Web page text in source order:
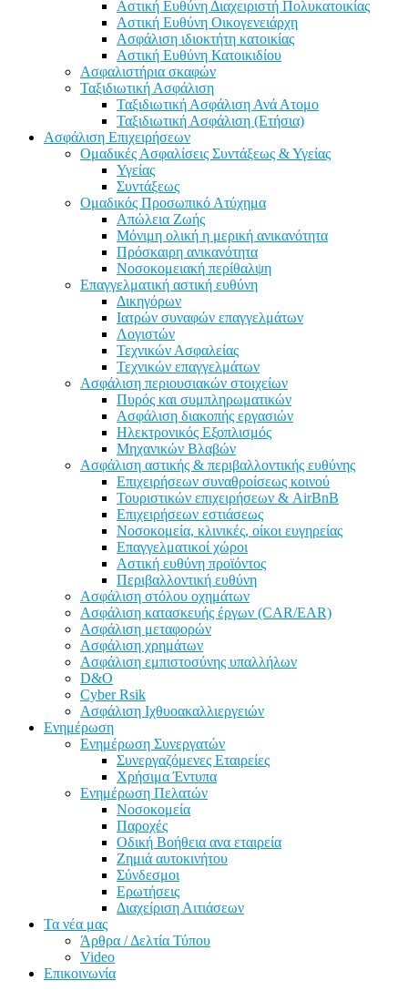
Αστική Ευθύνη Διαχειριστή Πολυκατοικίας
Αστική Ευθύνη Οικογενειάρχη
Ασφάλιση ιδιοκτήτη κατοικίας
Αστική Ευθύνη Κατοικιδίου
Ασφαλιστήρια σκαφών
Ταξιδιωτική Ασφάλιση
Ταξιδιωτική Ασφάλιση Ανά Ατομο
Ταξιδιωτική Ασφάλιση (Ετήσια)
Ασφάλιση Επιχειρήσεων
Ομαδικές Ασφαλίσεις Συντάξεως & Υγείας
Υγείας
Συντάξεως
Ομαδικός Προσωπικό Ατύχημα
Απώλεια Ζωής
Μόνιμη ολική η μερική ανικανότητα
Πρόσκαιρη ανικανότητα
Νοσοκομειακή περίθαλψη
Επαγγελματική αστική ευθύνη
Δικηγόρων
Ιατρών συναφών επαγγελμάτων
Λογιστών
Τεχνικών Ασφαλείας
Τεχνικών επαγγελμάτων
Ασφάλιση περιουσιακών στοιχείων
Πυρός και συμπληρωματικών
Ασφάλιση διακοπής εργασιών
Ηλεκτρονικός Εξοπλισμός
Μηχανικών Βλαβών
Ασφάλιση αστικής & περιβαλλοντικής ευθύνης
Επιχειρήσεων συναθροίσεως κοινού
Τουριστικών επιχειρήσεων & AirBnB
Επιχειρήσεων εστιάσεως
Νοσοκομεία, κλινικές, οίκοι ευγηρείας
Επαγγελματικοί χώροι
Αστική ευθύνη προϊόντος
Περιβαλλοντική ευθύνη
Ασφάλιση στόλου οχημάτων
Ασφάλιση κατασκευής έργων (CAR/EAR)
Ασφάλιση μεταφορών
Ασφάλιση χρημάτων
Ασφάλιση εμπιστοσύνης υπαλλήλων
D&O
Cyber Rsik
Ασφάλιση Iχθυοακαλλιεργειών
Ενημέρωση
Ενημέρωση Συνεργατών
Συνεργαζόμενες Εταιρείες
Χρήσιμα Έντυπα
Ενημέρωση Πελατών
Νοσοκομεία
Παροχές
Οδική Βοήθεια ανα εταιρεία
Ζημιά αυτοκινήτου
Σύνδεσμοι
Ερωτήσεις
Διαχείριση Αιτιάσεων
Τα νέα μας
Άρθρα / Δελτία Τύπου
Video
Επικοινωνία